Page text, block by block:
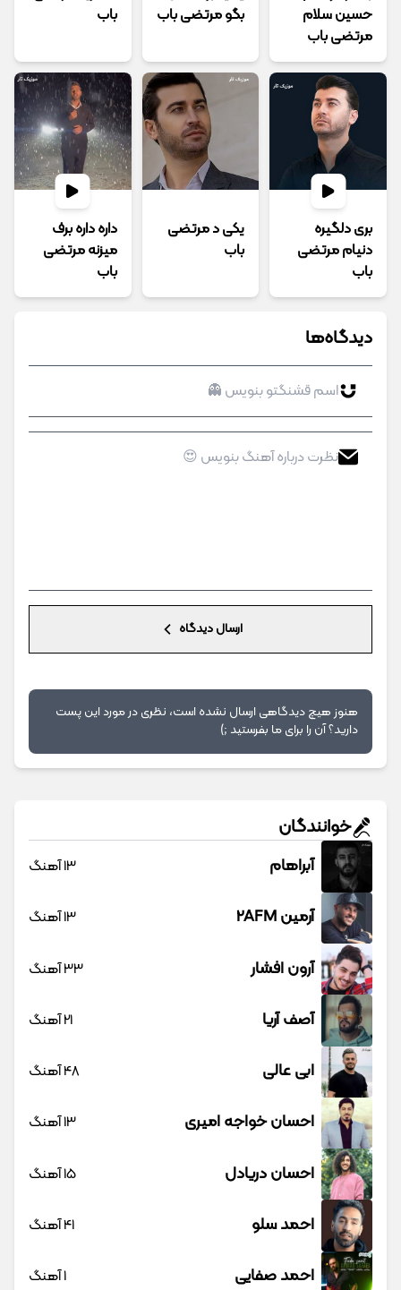
حسین سلام
مرتضی باب
بگو مرتضی باب
باب
بری دلگیره
دنیام مرتضی
باب
یکی د مرتضی
باب
داره داره برف
میزنه مرتضی
باب
دیدگاه‌ها
ارسال دیدگاه
هنوز هیچ دیدگاهی ارسال نشده است، نظری در مورد این پست
دارید؟ آن را برای ما بفرستید ;)
خوانندگان
آبراهام 13 آهنگ
آرمین 2AFM 13 آهنگ
آرون افشار 33 آهنگ
آصف آریا 21 آهنگ
ابی عالی 48 آهنگ
احسان خواجه امیری 13 آهنگ
احسان دریادل 15 آهنگ
احمد سلو 41 آهنگ
احمد صفایی 1 آهنگ